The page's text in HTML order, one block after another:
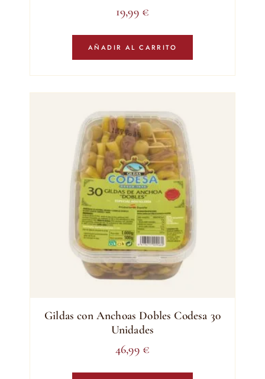
19,99 €
AÑADIR AL CARRITO
Gildas con Anchoas Dobles Codesa 30
Unidades
46,99 €